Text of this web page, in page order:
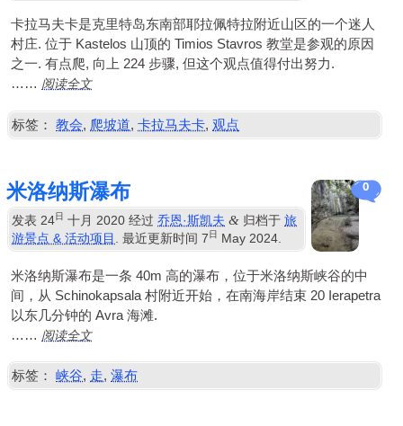
卡拉马夫卡是克里特岛东南部耶拉佩特拉附近山区的一个迷人
村庄. 位于 Kastelos 山顶的 Timios Stavros 教堂是参观的原因
之一. 有点爬, 向上 224 步骤, 但这个观点值得付出努力.
…… 阅读全文
标签： 教会, 爬坡道,卡拉马夫卡,观点
0
米洛纳斯瀑布
发表 24日 十月 2020 经过乔恩·斯凯夫 & 归档于旅
游景点 & 活动项目
. 最近更新时间7日 May 2024
米洛纳斯瀑布是一条 40m 高的瀑布，位于米洛纳斯峡谷的中
间，从 Schinokapsala 村附近开始，在南海岸结束 20 Ierapetra
以东几分钟的 Avra 海滩.
…… 阅读全文
标签： 峡谷, 走,瀑布